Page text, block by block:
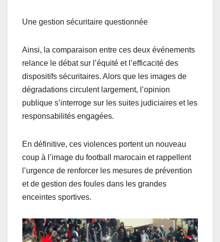
Une gestion sécuritaire questionnée
Ainsi, la comparaison entre ces deux événements
relance le débat sur l’équité et l’efficacité des
dispositifs sécuritaires. Alors que les images de
dégradations circulent largement, l’opinion
publique s’interroge sur les suites judiciaires et les
responsabilités engagées.
En définitive, ces violences portent un nouveau
coup à l’image du football marocain et rappellent
l’urgence de renforcer les mesures de prévention
et de gestion des foules dans les grandes
enceintes sportives.